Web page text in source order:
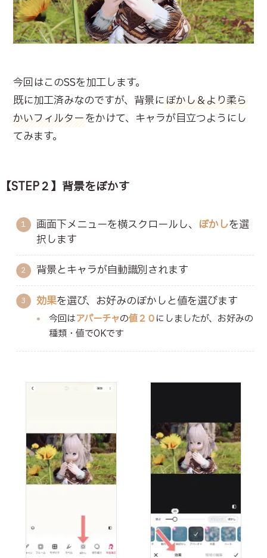
今回はこのSSを加工します。
既に加工済みなのですが、背景にぼかし＆より柔ら
かいフィルターをかけて、キャラが目立つようにし
てみます。
【STEP２】背景をぼかす
画面下メニューを横スクロールし、 ぼかしを選
択します
背景とキャラが自動識別されます
効果を選び、お好みのぼかしと値を選びます
今回はアパーチャの値２０にしましたが、お好みの
種類・値でOKです